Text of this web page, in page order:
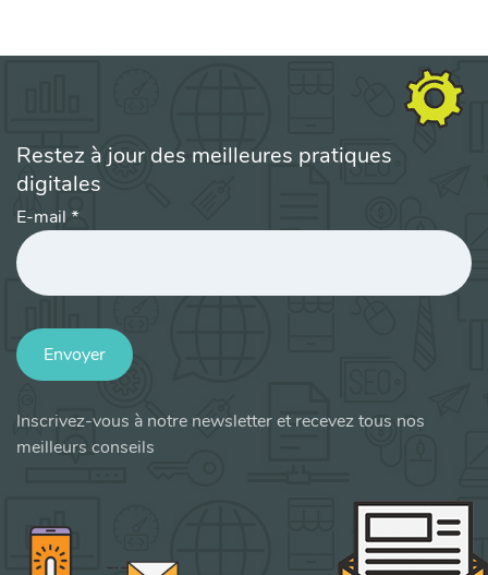
Restez à jour des meilleures pratiques
digitales
E-mail *
Envoyer
Inscrivez-vous à notre newsletter et recevez tous nos
meilleurs conseils